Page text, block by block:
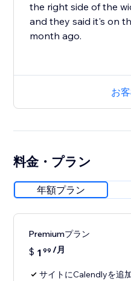
the right side of the
and they said it's on
month ago.
お
料金・プラン
年額プラン
Premiumプラン
$ 1 99 /月
サイトにCalendlyを追